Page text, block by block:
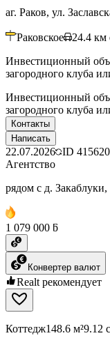
аг. Раков, ул.
Раковское 24.4 км
Инвестиционный
загородного клуба
Инвестиционный
загородного клуба
Контакты
Написать
22.07.2026 ID
Агентство
рядом с д.
1 079 000 ƃ
Конвертер валют
Realt рекомендует
Коттедж148.6 м²9.12